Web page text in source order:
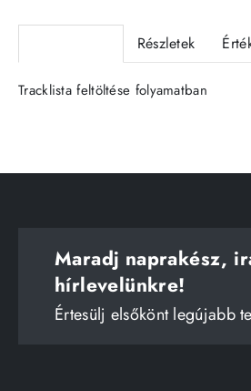
Részletek
Tracklista feltöltése folyamatban
Maradj naprakész,
hírlevelünkre!
Értesülj elsőkönt legújabb